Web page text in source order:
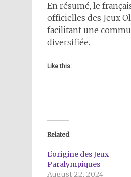
En résumé, le
officielles des Jeux
facilitant une
diversifiée.
Like this:
Related
L’origine des Jeux
Paralympiques
August 22, 2024